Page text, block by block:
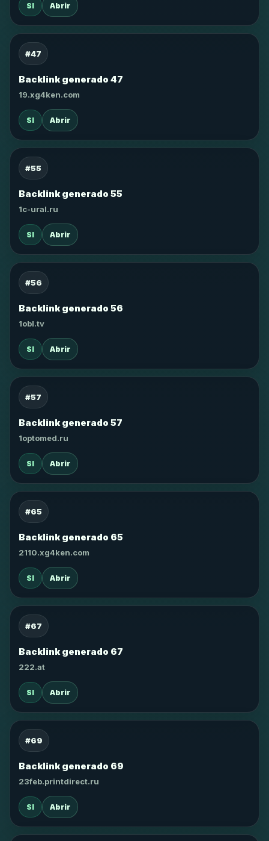
SI Abrir
#47
Backlink generado 47
19.xg4ken.com
SI Abrir
#55
Backlink generado 55
1c-ural.ru
SI Abrir
#56
Backlink generado 56
1obl.tv
SI Abrir
#57
Backlink generado 57
1optomed.ru
SI Abrir
#65
Backlink generado 65
2110.xg4ken.com
SI Abrir
#67
Backlink generado 67
222.at
SI Abrir
#69
Backlink generado 69
23feb.printdirect.ru
SI Abrir